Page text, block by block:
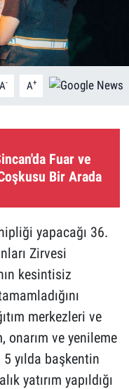
A- A+
Fuar ve
Bir Arada
yapacağı 36.
Zirvesi
kesintisiz
merkezleri ve
onarım ve yenileme
5 yılda başkentin
yatırım yapıldığı